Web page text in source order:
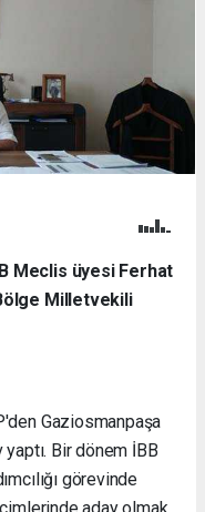
Meclis üyesi Ferhat
Milletvekili
Gaziosmanpaşa
Bir dönem İBB
görevinde